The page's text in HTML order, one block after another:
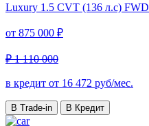
Luxury 1.5 CVT (136 л.с) FWD
от 875 000 ₽
₽ 1 110 000
в кредит от 16 472 руб/мес.
В Trade-in В Кредит